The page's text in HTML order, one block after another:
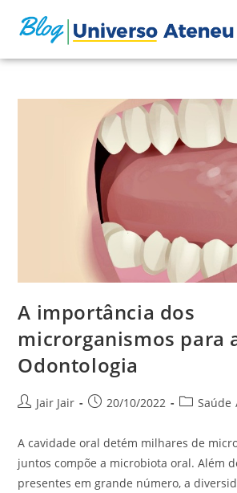
A importância dos
microrganismos para
Odontologia
Jair Jair 20/10/2022 Saúde
A cavidade oral detém milhares de
juntos compõe a microbiota oral. Além
presentes em grande número, a